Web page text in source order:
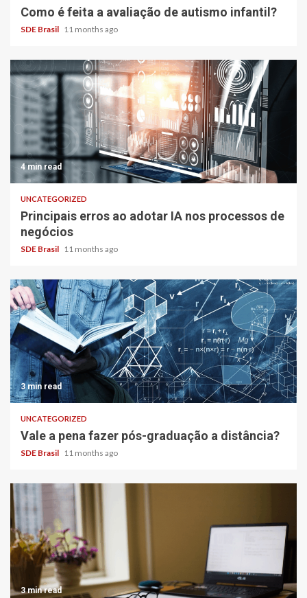
Como é feita a avaliação de autismo infantil?
SDE Brasil 11 months ago
4 min read
UNCATEGORIZED
Principais erros ao adotar IA nos processos de
negócios
SDE Brasil 11 months ago
3 min read
UNCATEGORIZED
Vale a pena fazer pós-graduação a distância?
SDE Brasil 11 months ago
3 min read